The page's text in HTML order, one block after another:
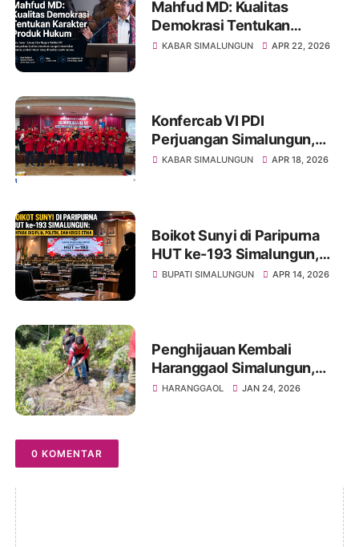
Mahfud MD: Kualitas
Demokrasi Tentukan
Karakter Produk Hukum
KABAR SIMALUNGUN APR 22, 2026
Konfercab VI PDI
Perjuangan Simalungun,
Konsolidasi Kekuatan Partai
KABAR SIMALUNGUN APR 18, 2026
Boikot Sunyi di Paripurna
HUT ke-193 Simalungun,
Antara Disiplin, Politik, dan
BUPATI SIMALUNGUN APR 14, 2026
Penghijauan Kembali
Haranggaol Simalungun,
Kader PDI Perjuangan
HARANGGAOL JAN 24, 2026
0 KOMENTAR